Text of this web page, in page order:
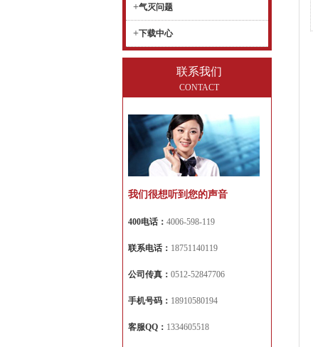
+气灭问题
+下载中心
联系我们
CONTACT
我们很想听到您的声音
400电话： 4006-598-119
联系电话： 18751140119
公司传真： 0512-52847706
手机号码： 18910580194
客服QQ： 1334605518